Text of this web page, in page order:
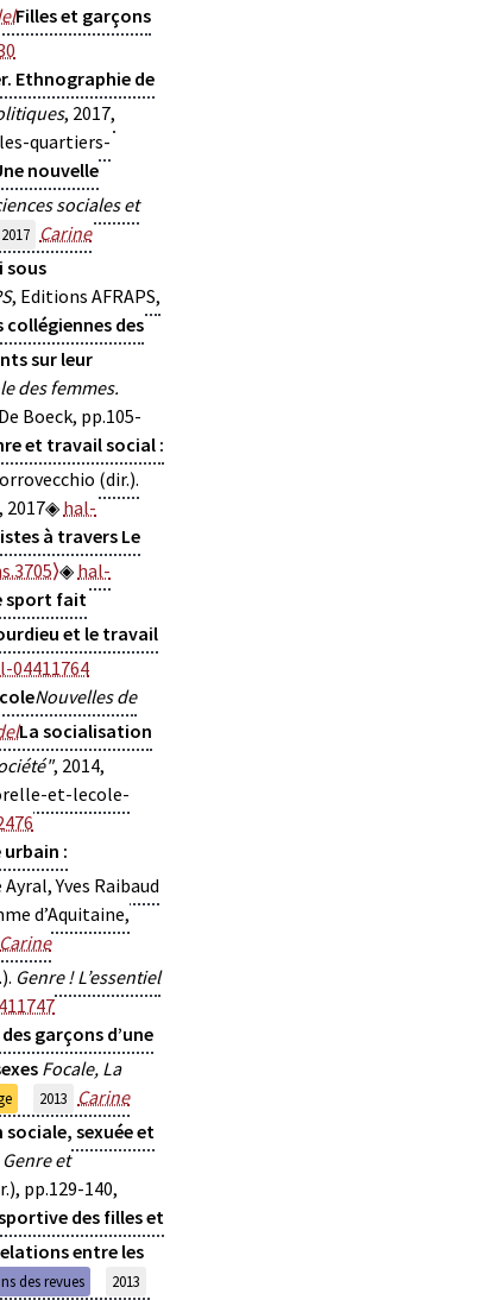
Filles et garçons
Ethnographie de
, 2017,
quartiers-
nouvelle
sociales et
2017
Carine
sous
, Editions AFRAPS,
collégiennes des
sur leur
des femmes.
Boeck, pp.105-
et travail social :
(dir.).
2017
hal-
à travers Le
hal-
sport fait
et le travail
04411764
Nouvelles de
La socialisation
, 2014,
et-lecole-
urbain :
Ayral, Yves Raibaud
d’Aquitaine,
Carine
Genre ! L’essentiel
garçons d’une
Focale, La
2013
Carine
sexuée et
Genre et
pp.129-140,
des filles et
entre les
des revues 2013